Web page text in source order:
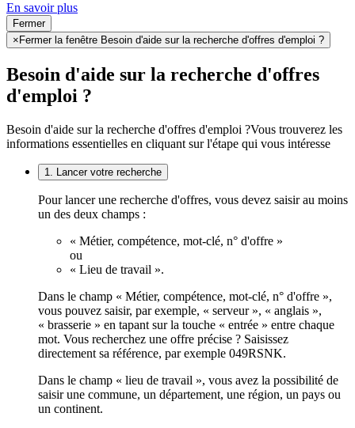
En savoir plus
Fermer
× Fermer la fenêtre Besoin d'aide sur la recherche d'offres d'emploi ?
Besoin d'aide sur la recherche d'offres
d'emploi ?
Besoin d'aide sur la recherche d'offres d'emploi ?Vous trouverez les
informations essentielles en cliquant sur l'étape qui vous intéresse
1. Lancer votre recherche
Pour lancer une recherche d'offres, vous devez saisir au moins
un des deux champs :
« Métier, compétence, mot-clé, n° d'offre »
ou
« Lieu de travail ».
Dans le champ « Métier, compétence, mot-clé, n° d'offre »,
vous pouvez saisir, par exemple, « serveur », « anglais »,
« brasserie » en tapant sur la touche « entrée » entre chaque
mot. Vous recherchez une offre précise ? Saisissez
directement sa référence, par exemple 049RSNK.
Dans le champ « lieu de travail », vous avez la possibilité de
saisir une commune, un département, une région, un pays ou
un continent.